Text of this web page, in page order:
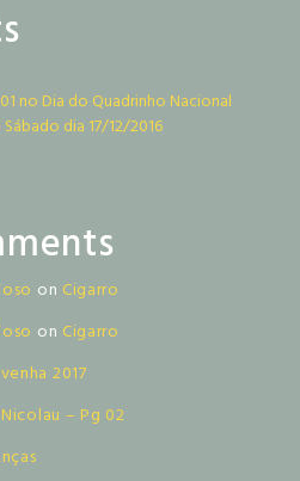
no Dia do Quadrinho Nacional
dia 17/12/2016
on Cigarro
on Cigarro
2017
– Pg 02